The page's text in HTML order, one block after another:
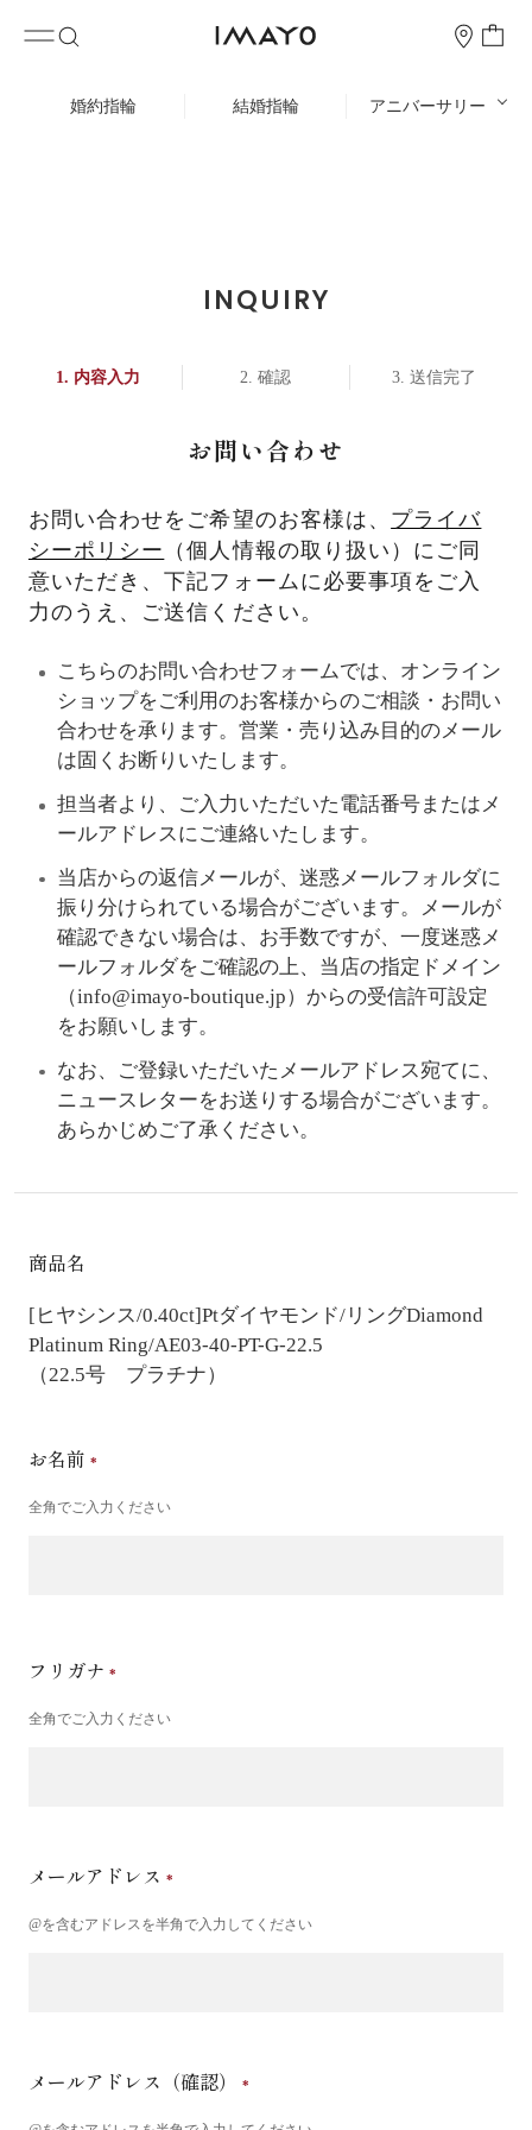
婚約指輪 結婚指輪 アニバーサリー
INQUIRY
内容入力 確認 送信完了
お問い合わせ
お問い合わせをご希望のお客様は、 プライバ
シーポリシー
（個人情報の取り扱い）にご同
意いただき、下記フォームに必要事項をご入
力のうえ、ご送信ください。
こちらのお問い合わせフォームでは、オンライン
ショップをご利用のお客様からのご相談・お問い
合わせを承ります。営業・売り込み目的のメール
は固くお断りいたします。
担当者より、ご入力いただいた電話番号またはメ
ールアドレスにご連絡いたします。
当店からの返信メールが、迷惑メールフォルダに
振り分けられている場合がございます。メールが
確認できない場合は、お手数ですが、一度迷惑メ
ールフォルダをご確認の上、当店の指定ドメイン
（info@imayo-boutique.jp）からの受信許可設定
をお願いします。
なお、ご登録いただいたメールアドレス宛てに、
ニュースレターをお送りする場合がございます。
あらかじめご了承ください。
商品名
[ヒヤシンス/0.40ct]Ptダイヤモンド/リングDiamond
Platinum Ring/AE03-40-PT-G-22.5
（22.5号 プラチナ）
お名前
全角でご入力ください
フリガナ
全角でご入力ください
メールアドレス
@を含むアドレスを半角で入力してください
メールアドレス（確認）